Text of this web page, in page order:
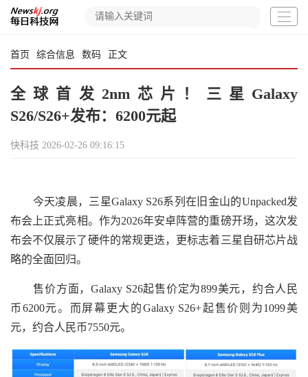
首页 综合信息 数码 正文
全球首发2nm芯片！三星Galaxy
S26/S26+发布：6200元起
快科技 2026-02-26 09:16:15
今天凌晨，三星Galaxy S26系列在旧金山的Unpacked发
布会上正式亮相。作为2026年安卓阵营的重磅开场，这次发
布会不仅展示了硬件的常规更迭，更标志着三星自研芯片战
略的全面回归。
售价方面，Galaxy S26起售价定为899美元，约合人民
币6200元。而屏幕更大的Galaxy S26+起售价则为1099美
元，约合人民币7550元。